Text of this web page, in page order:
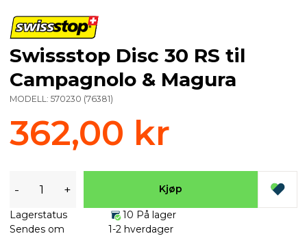
Swissstop Disc 30 RS til
Campagnolo & Magura
MODELL: 570230 (76381)
362,00 kr
- + Kjøp
Lagerstatus
10 På lager
Sendes om
1-2 hverdager